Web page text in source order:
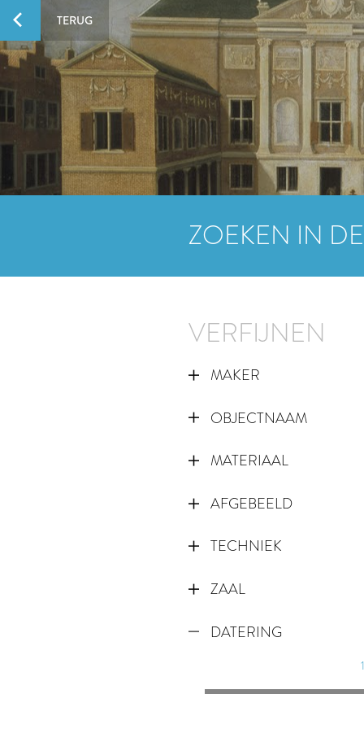
TERUG
ZOEKEN IN
VERFIJNEN
MAKER
OBJECTNAAM
MATERIAAL
AFGEBEELD
TECHNIEK
ZAAL
DATERING